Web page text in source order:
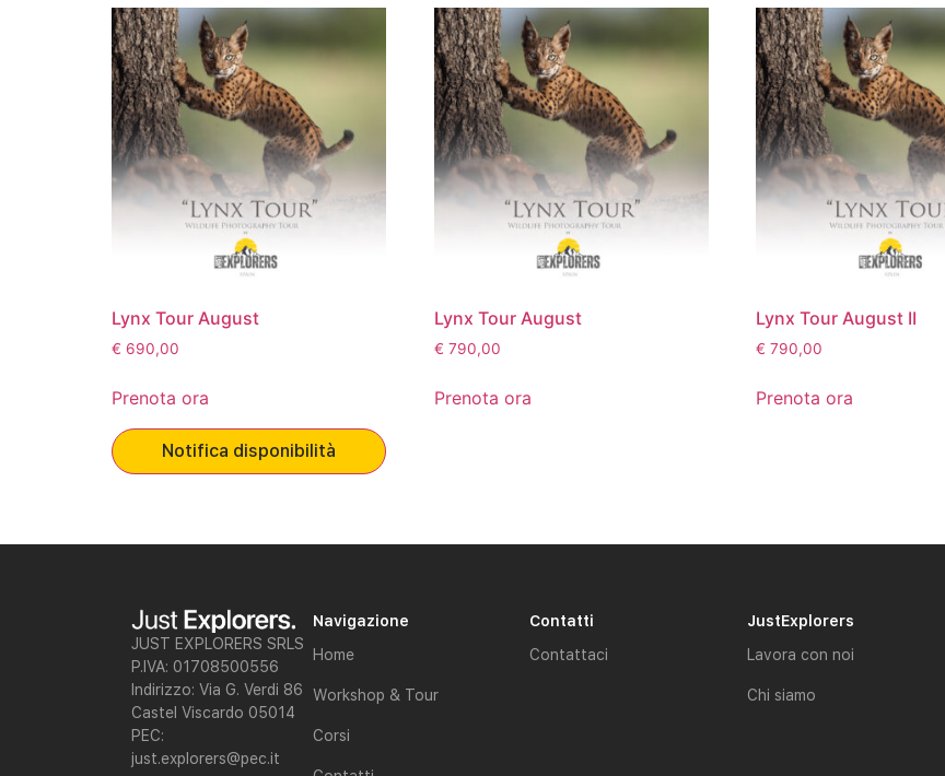
Lynx Tour August
€ 690,00
Prenota ora
Notifica disponibilità
Lynx Tour August
€ 790,00
Prenota ora
Lynx Tour August II
€ 790,00
Prenota ora
JUST EXPLORERS SRLS
P.IVA: 01708500556
Indirizzo: Via G. Verdi 86
Castel Viscardo 05014
PEC:
just.explorers@pec.it
Navigazione
Home
Workshop & Tour
Corsi
Contatti
Contattaci
JustExplorers
Lavora con noi
Chi siamo